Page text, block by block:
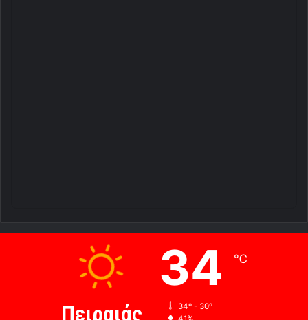
Πειραιάς
34 ℃
34º - 30º